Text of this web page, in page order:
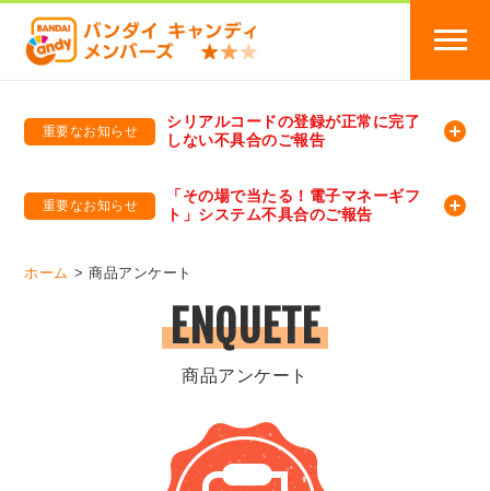
重要なお知らせ
シリアルコードの登録が正常に完了
しない不具合のご報告
重要なお知らせ
「その場で当たる！電子マネーギフ
ト」システム不具合のご報告
ホーム 商品アンケート
ENQUETE
商品アンケート